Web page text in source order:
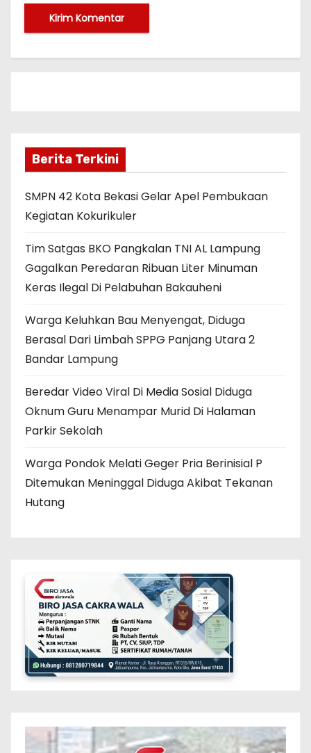
Berita Terkini
SMPN 42 Kota Bekasi Gelar Apel Pembukaan
Kegiatan Kokurikuler
Tim Satgas BKO Pangkalan TNI AL Lampung
Gagalkan Peredaran Ribuan Liter Minuman
Keras Ilegal Di Pelabuhan Bakauheni
Warga Keluhkan Bau Menyengat, Diduga
Berasal Dari Limbah SPPG Panjang Utara 2
Bandar Lampung
Beredar Video Viral Di Media Sosial Diduga
Oknum Guru Menampar Murid Di Halaman
Parkir Sekolah
Warga Pondok Melati Geger Pria Berinisial P
Ditemukan Meninggal Diduga Akibat Tekanan
Hutang